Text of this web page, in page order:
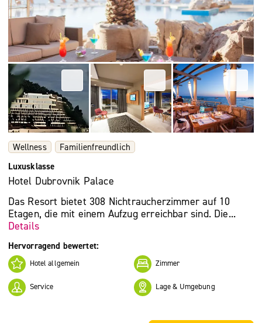
Wellness
Familienfreundlich
Luxusklasse
Hotel Dubrovnik Palace
Das Resort bietet 308 Nichtraucherzimmer auf 10
Etagen, die mit einem Aufzug erreichbar sind. Die...
Details
Hervorragend bewertet:
Hotel allgemein Zimmer
Service Lage & Umgebung